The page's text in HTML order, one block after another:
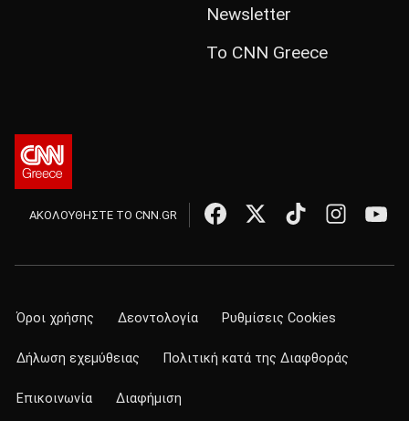
Newsletter
Το CNN Greece
ΑΚΟΛΟΥΘΗΣΤΕ ΤΟ CNN.GR
Όροι χρήσης Δεοντολογία Ρυθμίσεις Cookies
Δήλωση εχεμύθειας Πολιτική κατά της Διαφθοράς
Επικοινωνία Διαφήμιση